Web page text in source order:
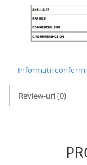
Informatii
Review-uri(0)